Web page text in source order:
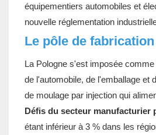
équipementiers automobiles et
nouvelle réglementation
Le pôle de
La Pologne s'est imposée
de l'automobile, de l'emballage et
de moulage par injection qui
Défis du secteur manufacturier
étant inférieur à 3 % dans les